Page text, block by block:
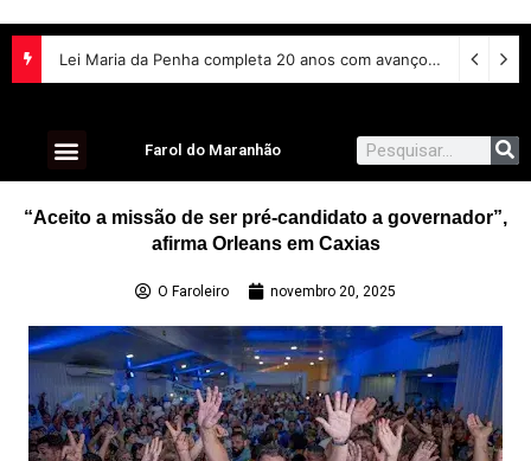
Lei Maria da Penha completa 20 anos com avanços na proteção às mulheres e desafios no combate à violência
Farol do Maranhão
“Aceito a missão de ser pré-candidato a governador”,
afirma Orleans em Caxias
O Faroleiro novembro 20, 2025